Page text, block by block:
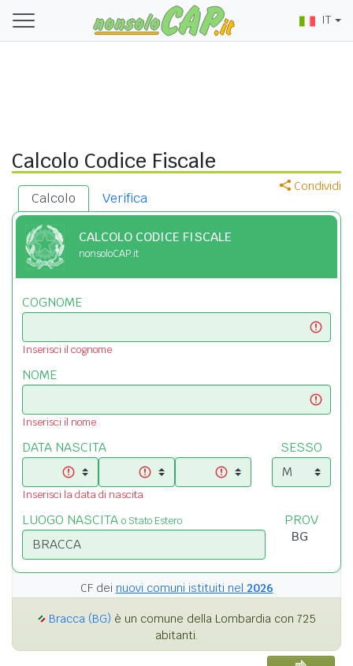
IT
Calcolo Codice Fiscale
Condividi
Calcolo Verifica
CALCOLO CODICE FISCALE
nonsoloCAP.it
COGNOME
Inserisci il cognome
NOME
Inserisci il nome
DATA NASCITA
Inserisci la data di nascita
SESSO
LUOGO NASCITA o Stato Estero PROV
CF dei nuovi comuni istituiti nel 2026
Bracca (BG) è un comune della Lombardia con 725
abitanti.